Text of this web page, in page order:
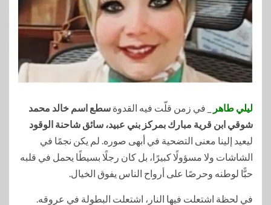
ليلي طاهر _ في زمن قلّت فيه القدوة سطع اسم خالد محمد
شوقي ابن قرية مبارك بمركز بني عبيد، سائق شاحنة الوقود
ليعيد إلينا معنى التضحية في أبهى صوره. لم يكن نجمًا في
الشاشات ولا مسؤولًا كبيرًا، بل كان رجلًا بسيطًا يحمل في قلبه
حبًّا لوطنه وحرصًا على أرواح الناس يفوق الخيال.
في لحظة اشتعلت فيها النار، اشتعلت البطولة في عروقه.